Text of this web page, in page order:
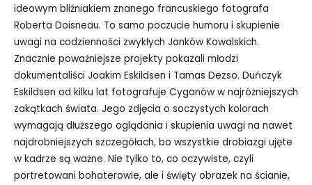
ideowym bliźniakiem znanego francuskiego fotografa
Roberta Doisneau. To samo poczucie humoru i skupienie
uwagi na codzienności zwykłych Janków Kowalskich.
Znacznie poważniejsze projekty pokazali młodzi
dokumentaliści Joakim Eskildsen i Tamas Dezso. Duńczyk
Eskildsen od kilku lat fotografuje Cyganów w najróżniejszych
zakątkach świata. Jego zdjęcia o soczystych kolorach
wymagają dłuższego oglądania i skupienia uwagi na nawet
najdrobniejszych szczegółach, bo wszystkie drobiazgi ujęte
w kadrze są ważne. Nie tylko to, co oczywiste, czyli
portretowani bohaterowie, ale i święty obrazek na ścianie,